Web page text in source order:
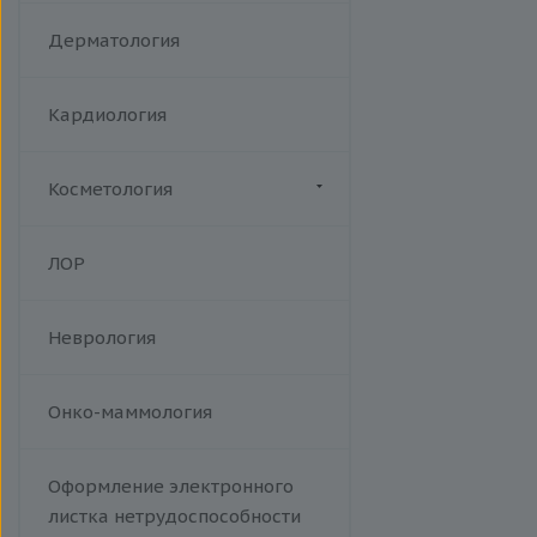
Дерматология
Кардиология
Косметология
Ботулотоксин
Лазерная эпиляция
Проведение эпиляции.
Тредлифтинг
Уходы
ЛОР
Неврология
Онко-маммология
Оформление электронного
листка нетрудоспособности